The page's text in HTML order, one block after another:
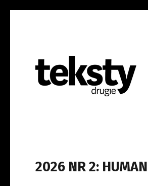
2026 NR 2: